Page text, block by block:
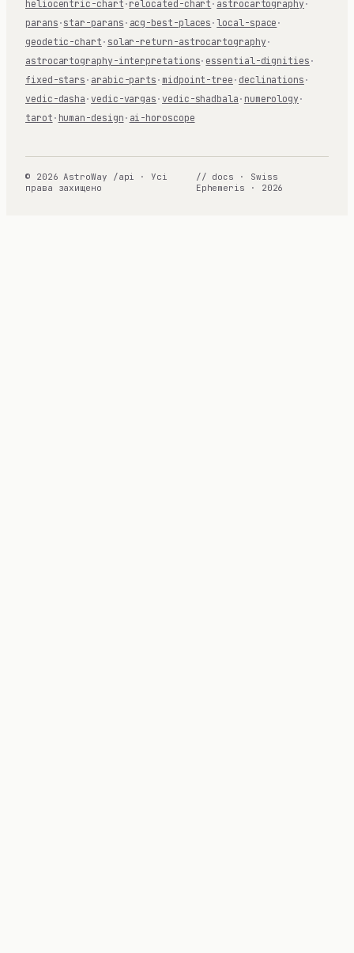
heliocentric-chart · relocated-chart · astrocartography ·
parans · star-parans · acg-best-places ·local-space ·
geodetic-chart · solar-return-astrocartography ·
astrocartography-interpretations· essential-dignities ·
fixed-stars · arabic-parts · midpoint-tree · declinations ·
vedic-dasha ·vedic-vargas ·vedic-shadbala · numerology ·
tarot · human-design · ai-horoscope
© 2026 AstroWay /api · Усі
права захищено
// docs · Swiss
Ephemeris · 2026